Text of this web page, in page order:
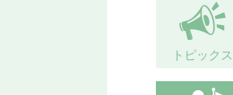
トピックス